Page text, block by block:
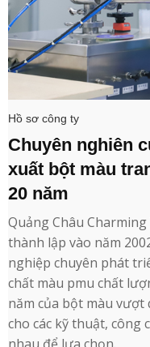
Hồ sơ công ty
Chuyên nghiên
xuất bột màu
20 năm
Quảng Châu
thành lập vào năm
nghiệp chuyên phát
chất màu pmu chất
năm của bột màu vượt
cho các kỹ thuật, công